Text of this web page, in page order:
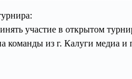
участие в открытом
команды из г. Калуги медиа